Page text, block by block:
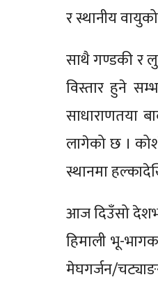
र स्थानीय
साथै गण्डकी र
विस्तार हुने
साधाराणतया
लागेको छ ।
स्थानमा
आज दिउँसो
हिमाली भू-
मेघगर्जन/